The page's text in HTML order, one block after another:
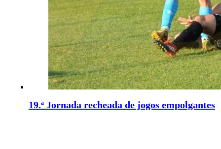
19.ª Jornada recheada de jogos empolgantes